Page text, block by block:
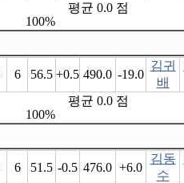
100%
평균 0.0 점
6 56.5 +0.5 490.0 -19.0
김귀
배
100%
평균 0.0 점
6 51.5 -0.5 476.0 +6.0
김동
수